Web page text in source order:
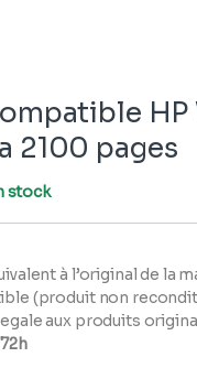
2100 pages
stock
à l’original de la
(produit non
aux produits